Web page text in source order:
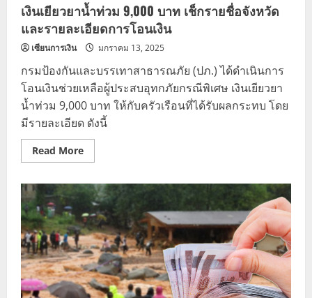
เงินเยียวยาน้ำท่วม 9,000 บาท เช็กรายชื่อจังหวัด
และรายละเอียดการโอนเงิน
เซียนการเงิน มกราคม 13, 2025
กรมป้องกันและบรรเทาสาธารณภัย (ปภ.) ได้ดำเนินการ
โอนเงินช่วยเหลือผู้ประสบอุทกภัยกรณีพิเศษ เงินเยียวยา
น้ำท่วม 9,000 บาท ให้กับครัวเรือนที่ได้รับผลกระทบ โดย
มีรายละเอียด ดังนี้
Read MoreRead
more
เยียวยา
น้ำ
ท่วม
9,000
บาท
เช็
กราย
ชื่อ
จังหวัด
และ
ราย